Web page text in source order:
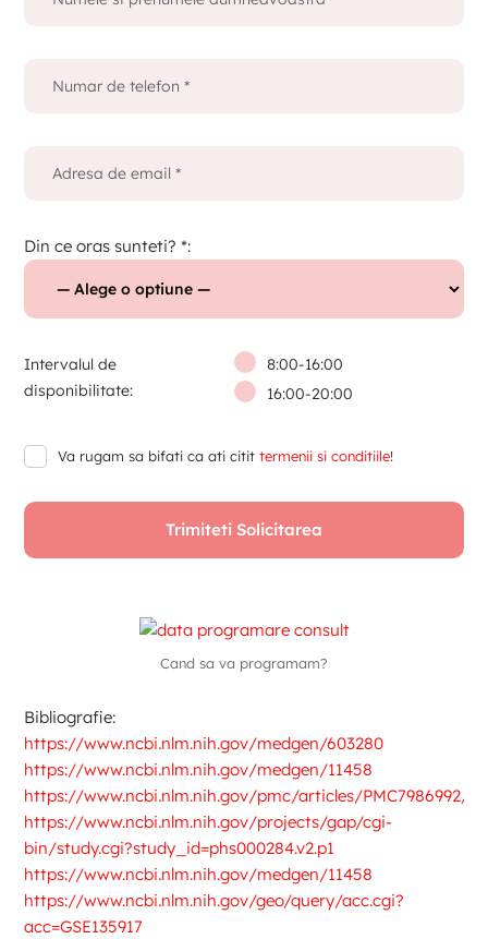
Din ce oras sunteti? *:
Intervalul de
disponibilitate:
8:00-16:00
16:00-20:00
Va rugam sa bifati ca ati citittermenii si conditiile!
Cand sa va programam?
Bibliografie:
https://www.ncbi.nlm.nih.gov/medgen/603280
https://www.ncbi.nlm.nih.gov/medgen/11458
https://www.ncbi.nlm.nih.gov/pmc/articles/PMC7986992/
https://www.ncbi.nlm.nih.gov/projects/gap/cgi-
bin/study.cgi?study_id=phs000284.v2.p1
https://www.ncbi.nlm.nih.gov/medgen/11458
https://www.ncbi.nlm.nih.gov/geo/query/acc.cgi?
acc=GSE135917